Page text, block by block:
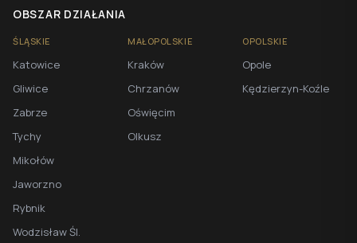
OBSZAR DZIAŁANIA
ŚLĄSKIE
Katowice
Gliwice
Zabrze
Tychy
Mikołów
Jaworzno
Rybnik
Wodzisław Śl.
MAŁOPOLSKIE
Kraków
Chrzanów
Oświęcim
Olkusz
OPOLSKIE
Opole
Kędzierzyn-Koźle